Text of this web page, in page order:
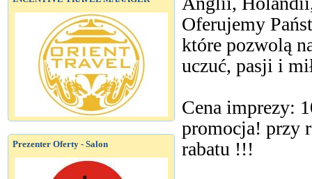
Prezenter Oferty - Salon
Oferujemy
które pozwolą
uczuć, pasji i
Cena imprezy:
promocja! przy
rabatu !!!